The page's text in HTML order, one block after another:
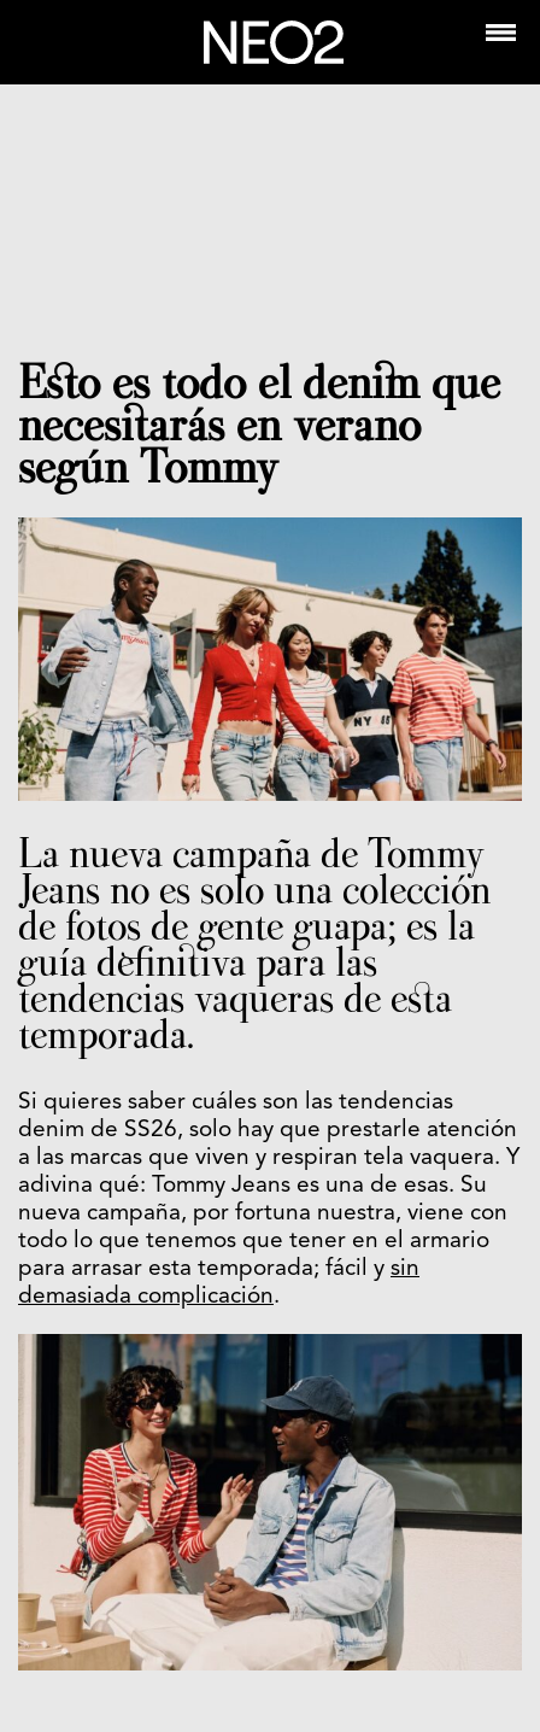
Esto es todo el denim que
necesitarás en verano
según Tommy
La nueva campaña de Tommy
Jeans no es solo una colección
de fotos de gente guapa; es la
guía definitiva para las
tendencias vaqueras de esta
temporada.
Si quieres saber cuáles son las tendencias
denim de SS26, solo hay que prestarle atención
a las marcas que viven y respiran tela vaquera. Y
adivina qué: Tommy Jeans es una de esas. Su
nueva campaña, por fortuna nuestra, viene con
todo lo que tenemos que tener en el armario
para arrasar esta temporada; fácil y sin
demasiada complicación.